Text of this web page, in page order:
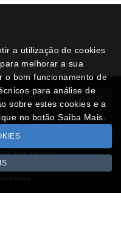
Politica de Privacidade
à taxa em vigor
2026
a utilização de cookies
melhorar a sua
o bom funcionamento de
para análise de
sobre estes cookies e a
no botão Saiba Mais.